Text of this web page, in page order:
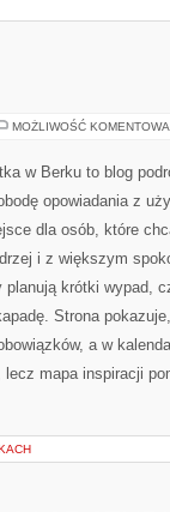
MOŻLIWOŚĆ
w Berku to blog
opowiadania z
dla osób, które
i z większym
planują krótki wypad,
Strona
a w
mapa inspiracji